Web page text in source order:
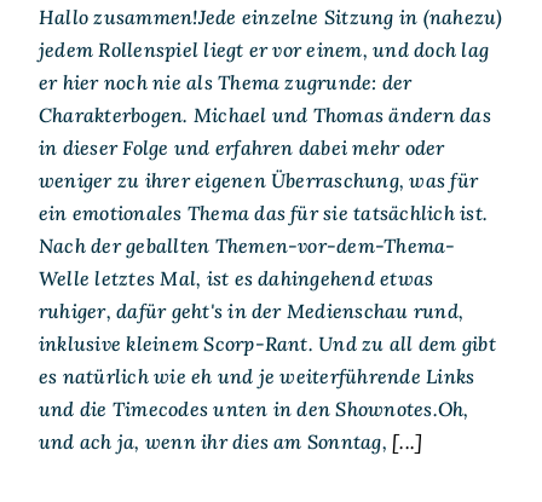
Hallo zusammen!Jede einzelne Sitzung in (nahezu)
jedem Rollenspiel liegt er vor einem, und doch lag
er hier noch nie als Thema zugrunde: der
Charakterbogen. Michael und Thomas ändern das
in dieser Folge und erfahren dabei mehr oder
weniger zu ihrer eigenen Überraschung, was für
ein emotionales Thema das für sie tatsächlich ist.
Nach der geballten Themen-vor-dem-Thema-
Welle letztes Mal, ist es dahingehend etwas
ruhiger, dafür geht's in der Medienschau rund,
inklusive kleinem Scorp-Rant. Und zu all dem gibt
es natürlich wie eh und je weiterführende Links
und die Timecodes unten in den Shownotes.Oh,
und ach ja, wenn ihr dies am Sonntag, [...]